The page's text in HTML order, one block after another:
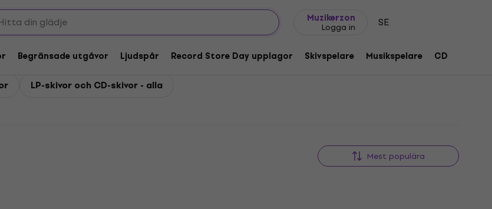
Muzikerzon
Logga in SE
Begränsade utgåvor Ljudspår Record Store Day upplagor Skivspelare Musikspelare CD
LP-skivor och CD-skivor - alla
Mest populära